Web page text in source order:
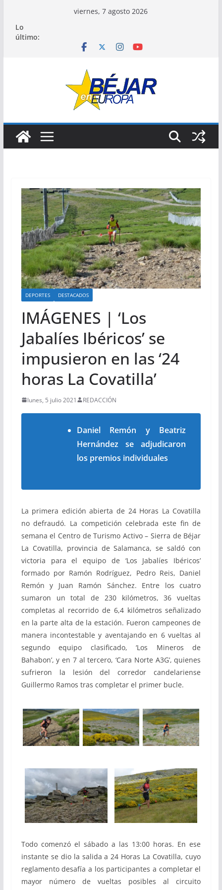
contenido
viernes, 7 agosto 2026
Lo
último:
DEPORTES DESTACADOS
IMÁGENES | ‘Los
Jabalíes Ibéricos’ se
impusieron en las ‘24
horas La Covatilla’
lunes, 5 julio 2021 REDACCIÓN
Daniel Remón y Beatriz
Hernández se adjudicaron
los premios individuales
La primera edición abierta de 24 Horas La Covatilla
no defraudó. La competición celebrada este fin de
semana el Centro de Turismo Activo – Sierra de Béjar
La Covatilla, provincia de Salamanca, se saldó con
victoria para el equipo de ‘Los Jabalíes Ibéricos’
formado por Ramón Rodríguez, Pedro Reis, Daniel
Remón y Juan Ramón Sánchez. Entre los cuatro
sumaron un total de 230 kilómetros, 36 vueltas
completas al recorrido de 6,4 kilómetros señalizado
en la parte alta de la estación. Fueron campeones de
manera incontestable y aventajando en 6 vueltas al
segundo equipo clasificado, ‘Los Mineros de
Bahabon’, y en 7 al tercero, ‘Cara Norte A3G’, quienes
sufrieron la lesión del corredor candelariense
Guillermo Ramos tras completar el primer bucle.
Todo comenzó el sábado a las 13:00 horas. En ese
instante se dio la salida a 24 Horas La Covatilla, cuyo
reglamento desafía a los participantes a completar el
mayor número de vueltas posibles al circuito